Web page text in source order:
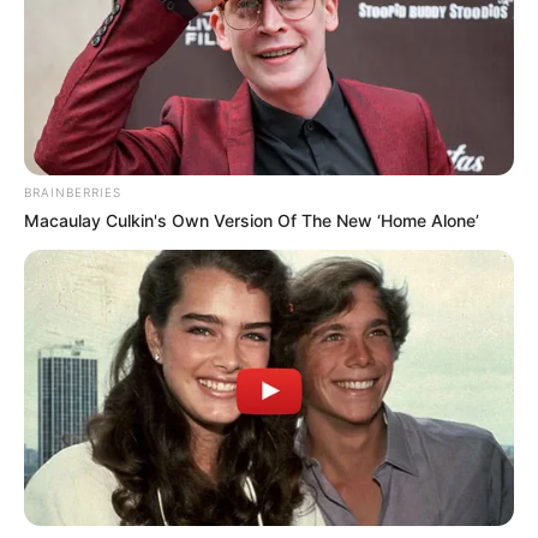
Otras noticias
Capturaron al hombre señalado de
intentar asesinar a su expareja en
Campamento
Un operativo de la Policía y la Fiscalía en el municipio de
Yarumal permitió la captura, por orden judicial, de un
hombre de 31 años de edad, señalado deintentar
asesinar a su expareja sentimental en Campamento.
Los hechos ocurrieron el pasado 22 de junio, en
inmediaciones de unaestación de servicios,
capturado, habría atacado con arma de fuego a su
expareja sentimental. Entre tanto, la víctima permanece
en estado crítico en un centro asistencial de Medellín.
El coronel Luis Fernando Muñoz Guzmán, comandante
BRAINBERRIES
Macaulay Culkin's Own Version Of The New ‘Home Alone’